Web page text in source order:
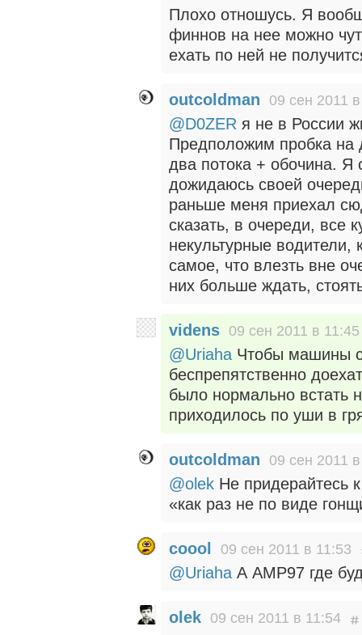
Плохо отношусь. Я
финнов на нее можно
ехать по ней не
outcoldman 09 сен 2011
@D0ZER я не в России
Предположим пробка на
два потока + обочина. Я
дожидаюсь своей
раньше меня приехал
сказать, в очереди, все
некультурные
самое, что влезть вне
них больше ждать,
videns 09 сен 2011 в 11:45
@Uriaha Чтобы машины
беспрепятственно
было нормально встать
приходилось по уши в
outcoldman 09 сен 2011
@olek Не придерайтесь
«как раз не по виде
coool 09 сен 2011 в 11:53
@Uriaha А АМР97 где
olek 09 сен 2011 в 11:54